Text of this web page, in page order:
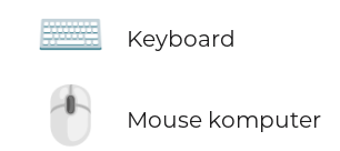
⌨️ Keyboard
🖱️ Mouse komputer